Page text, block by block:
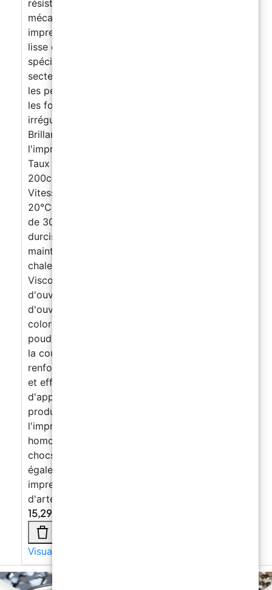
résistance aux UV, Excellente résistance
mécanique, Appliqué à n'importe quelle
impression, il rend la surface traitée brillante,
lisse et résistante aux chocs. Développé
spécifiquement pour une application dans le
secteur 3D, il ne coule pas et ne couvre pas
les petits détails, respectant fidèlement toutes
les formes d'impression. Élimine les
irrégularités entre les différentes couches ;
Brillant; Renforce la résistance mécanique de
l'impression; Ponçable et pouvant être peint. +
Taux d'emploi 100 : 45 ; + Pour une surface de
200cm2, seulement 25g sont nécessaires
Vitesse de durcissement A une température de
20°C à Solide en 3 heures A une température
de 30°C à Solide en 2 heures La vitesse de
durcissement peut être encore accélérée en
maintenant la pièce près d'une source de
chaleur. Viscosité et temps de traitement
Viscosité à 900 cps (25°C) Temps
d'ouvrabilité (15g) à 20 min (20°C) Temps
d'ouvrabilité (15g) à 10 min (30°C) Il peut être
coloré avec des pâtes colorantes ou des
poudres métalliques pour vernir le tirage avec
la couleur choisie. Excellente adhérence et
renforcement sur PLA, LAYWOOD, ABS. Rapide
et efficace, il est proposé comme une solution
d'application facile pour accélérer la
production de produits finis grâce à
l'impression 3D, en augmentant leur
homogénéité esthétique et leur résistance aux
chocs. La haute résistance mécanique le rend
également idéal comme adhésif entre les
impressions ou pour la réparation
d'artefacts 3D endommagés.
15,29
Visualizza di più →